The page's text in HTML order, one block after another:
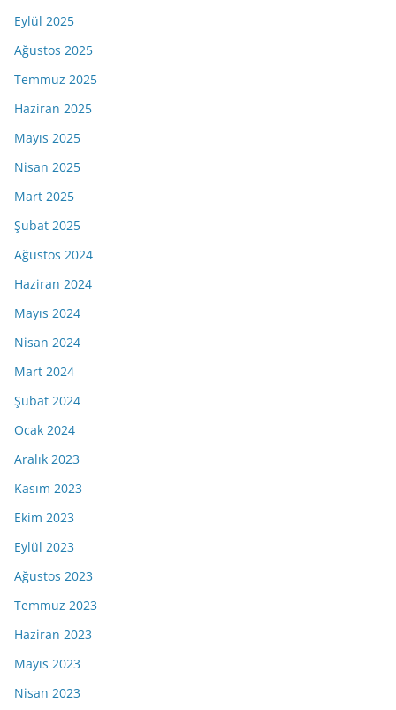
Eylül 2025
Ağustos 2025
Temmuz 2025
Haziran 2025
Mayıs 2025
Nisan 2025
Mart 2025
Şubat 2025
Ağustos 2024
Haziran 2024
Mayıs 2024
Nisan 2024
Mart 2024
Şubat 2024
Ocak 2024
Aralık 2023
Kasım 2023
Ekim 2023
Eylül 2023
Ağustos 2023
Temmuz 2023
Haziran 2023
Mayıs 2023
Nisan 2023